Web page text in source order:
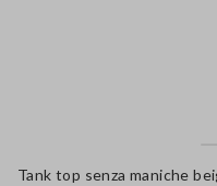
Tank top senza maniche